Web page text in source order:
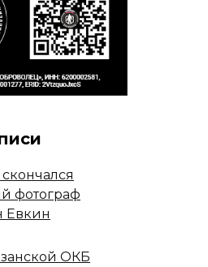
фотограф
Евкин
ОКБ